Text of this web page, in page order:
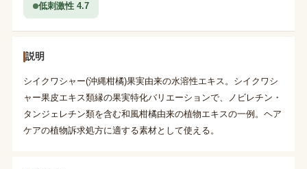
低刺激性 4.7
説明
シイクワシャー(沖縄柑橘)果実由来の水溶性エキス。シイクワシ
ャー果皮エキス類縁の果実特化バリエーションで、ノビレチン・
タンジェレチン類を含む和風柑橘由来の植物エキスの一例。ヘア
ケアの植物訴求処方に適する素材として使える。